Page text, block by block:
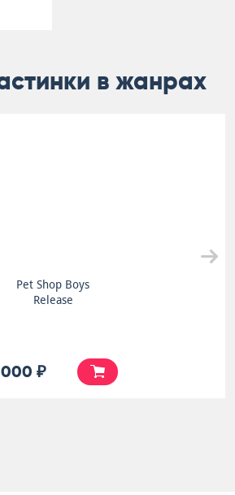
в жанрах
Pet Shop Boys
Release
₽